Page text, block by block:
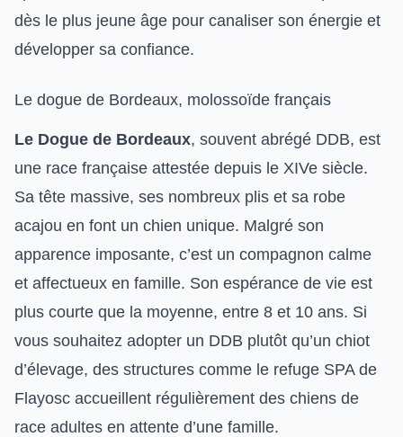
dès le plus jeune âge pour canaliser son énergie et
développer sa confiance.
Le dogue de Bordeaux, molossoïde français
Le Dogue de Bordeaux, souvent abrégé DDB, est
une race française attestée depuis le XIVe siècle.
Sa tête massive, ses nombreux plis et sa robe
acajou en font un chien unique. Malgré son
apparence imposante, c’est un compagnon calme
et affectueux en famille. Son espérance de vie est
plus courte que la moyenne, entre 8 et 10 ans. Si
vous souhaitez adopter un DDB plutôt qu’un chiot
d’élevage, des structures comme le refuge SPA de
Flayosc accueillent régulièrement des chiens de
race adultes en attente d’une famille.